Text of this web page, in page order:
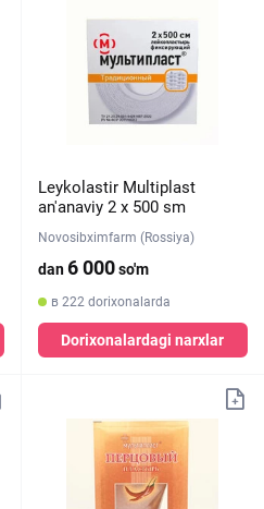
Leykolastir Multiplast
an'anaviy 2 х 500 sm
Novosibximfarm (Rossiya)
dan6 000so'm
в 222 dorixonalarda
Dorixonalardagi narxlar